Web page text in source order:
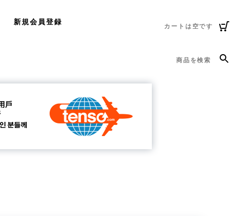
新規会員登録
カートは空です
商品を検索